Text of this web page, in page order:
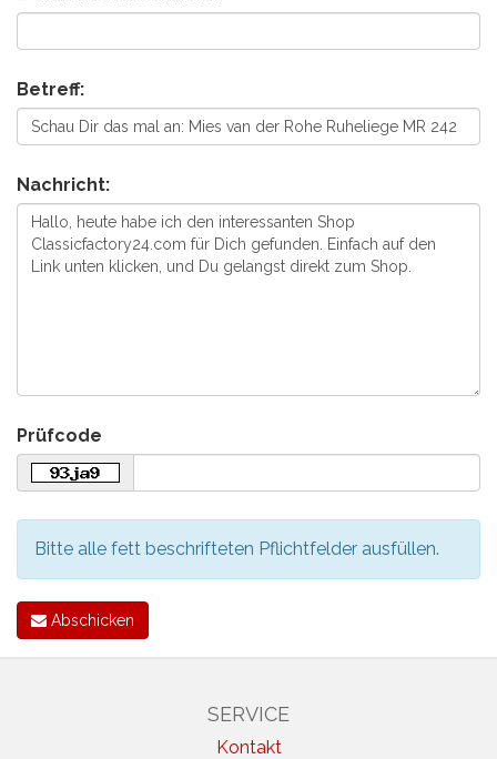
Betreff:
Nachricht:
Prüfcode
Bitte alle fett beschrifteten Pflichtfelder ausfüllen.
Abschicken
SERVICE
Kontakt